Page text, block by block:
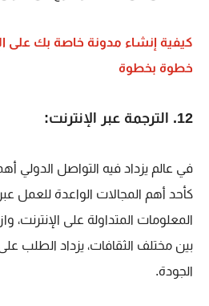
كيفية إنشاء مدونة خاصة بك على
خطوة بخطوة
12. الترجمة عبر الإنترنت:
في عالم يزداد فيه التواصل الدولي
كأحد أهم المجالات الواعدة للعمل
المعلومات المتداولة على الإنترنت،
بين مختلف الثقافات، يزداد الطلب
الجودة.